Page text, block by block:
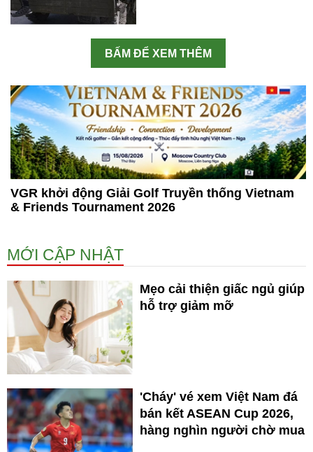
BẤM ĐỂ XEM THÊM
VGR khởi động Giải Golf Truyền thống Vietnam
& Friends Tournament 2026
MỚI CẬP NHẬT
Mẹo cải thiện giấc ngủ giúp
hỗ trợ giảm mỡ
'Cháy' vé xem Việt Nam đá
bán kết ASEAN Cup 2026,
hàng nghìn người chờ mua